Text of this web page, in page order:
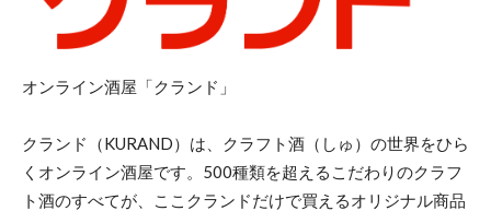
オンライン酒屋「クランド」
クランド（KURAND）は、クラフト酒（しゅ）の世界をひら
くオンライン酒屋です。500種類を超えるこだわりのクラフ
ト酒のすべてが、ここクランドだけで買えるオリジナル商品